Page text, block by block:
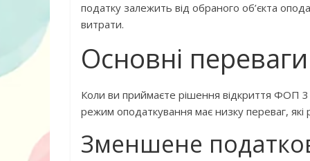
податку залежить від обраного об’єкта
витрати.
Основні
Коли ви приймаєте рішення відкриття ФОП 3
режим оподаткування має низку переваг,
Зменшене